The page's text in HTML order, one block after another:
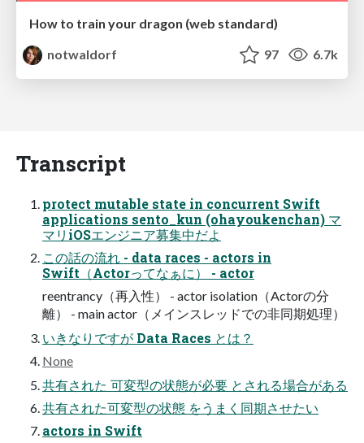
How to train your dragon (web standard)
notwaldorf
97 6.7k
Transcript
protect mutable state in concurrent Swift
applications sento_kun (ohayoukenchan) マ
マリiOSエンジニア募集中だよ
この話の流れ - data races - actors in
Swift（Actorってなぁに） - actor
reentrancy（再入性） - actor isolation（Actorの分
離） - main actor（メインスレッドでの非同期処理）
いきなりですが Data Races とは？
None
共有された 可変型の状態が必要 とされる場合がある
共有された可変型の状態 をうまく同期させたい
actors in Swift